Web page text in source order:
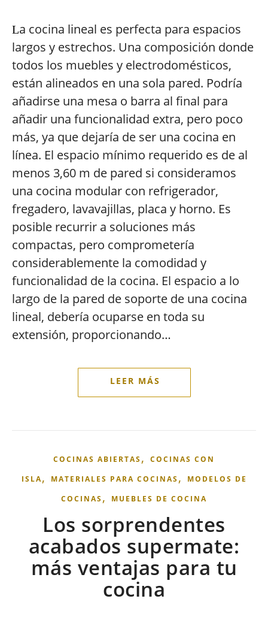
La cocina lineal es perfecta para espacios
largos y estrechos. Una composición donde
todos los muebles y electrodomésticos,
están alineados en una sola pared. Podría
añadirse una mesa o barra al final para
añadir una funcionalidad extra, pero poco
más, ya que dejaría de ser una cocina en
línea. El espacio mínimo requerido es de al
menos 3,60 m de pared si consideramos
una cocina modular con refrigerador,
fregadero, lavavajillas, placa y horno. Es
posible recurrir a soluciones más
compactas, pero comprometería
considerablemente la comodidad y
funcionalidad de la cocina. El espacio a lo
largo de la pared de soporte de una cocina
lineal, debería ocuparse en toda su
extensión, proporcionando…
COCINAS ABIERTAS,
COCINAS CON
ISLA, MATERIALES PARA COCINAS,
MODELOS DE
COCINAS, MUEBLES DE COCINA
Los sorprendentes
acabados supermate:
más ventajas para tu
cocina